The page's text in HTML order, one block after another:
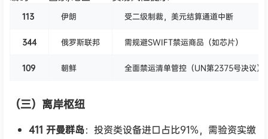
113 伊朗 受二级制裁，美元结算通道中断
344 俄罗斯联邦 需规避SWIFT禁运商品（如芯片）
109 朝鲜 全面禁运清单管控（UN第2375号决议）
（三）离岸枢纽
411 开曼群岛：投资类设备进口占比91%，需验资实缴